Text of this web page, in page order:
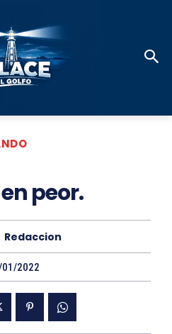
peor.
Redaccion
2022